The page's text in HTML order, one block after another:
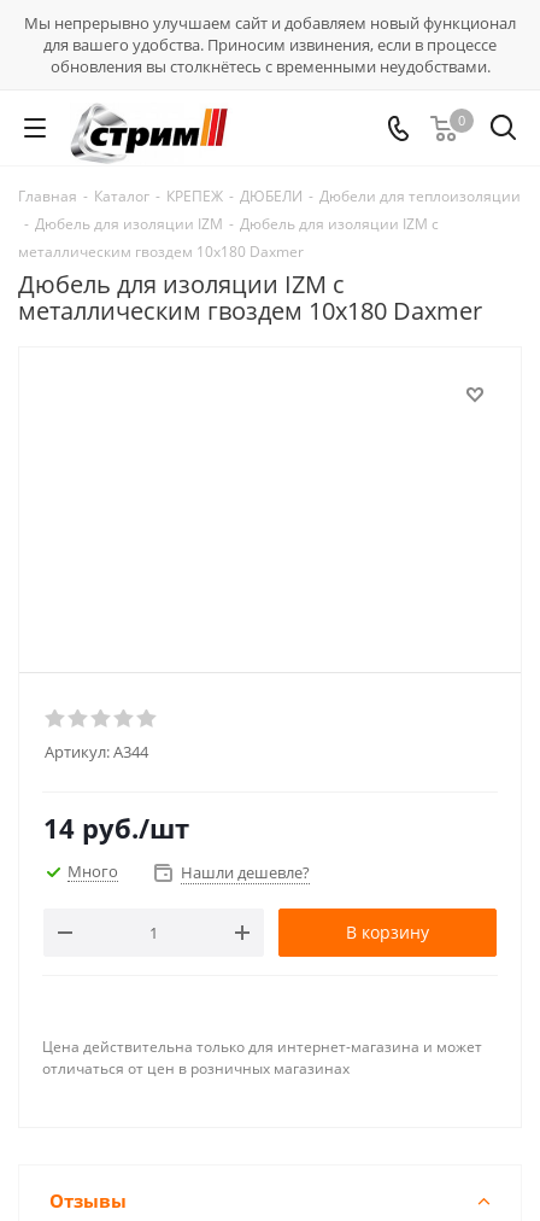
Мы непрерывно улучшаем сайт и добавляем новый функционал
для вашего удобства. Приносим извинения, если в процессе
обновления вы столкнётесь с временными неудобствами.
0
Главная - Каталог - КРЕПЕЖ - ДЮБЕЛИ - Дюбели для теплоизоляции
- Дюбель для изоляции IZM - Дюбель для изоляции IZM с
металлическим гвоздем 10х180 Daxmer
Дюбель для изоляции IZM с
металлическим гвоздем 10х180 Daxmer
Артикул:А344
14 руб./шт
Много Нашли дешевле?
В корзину
Цена действительна только для интернет-магазина и может
отличаться от цен в розничных магазинах
Отзывы